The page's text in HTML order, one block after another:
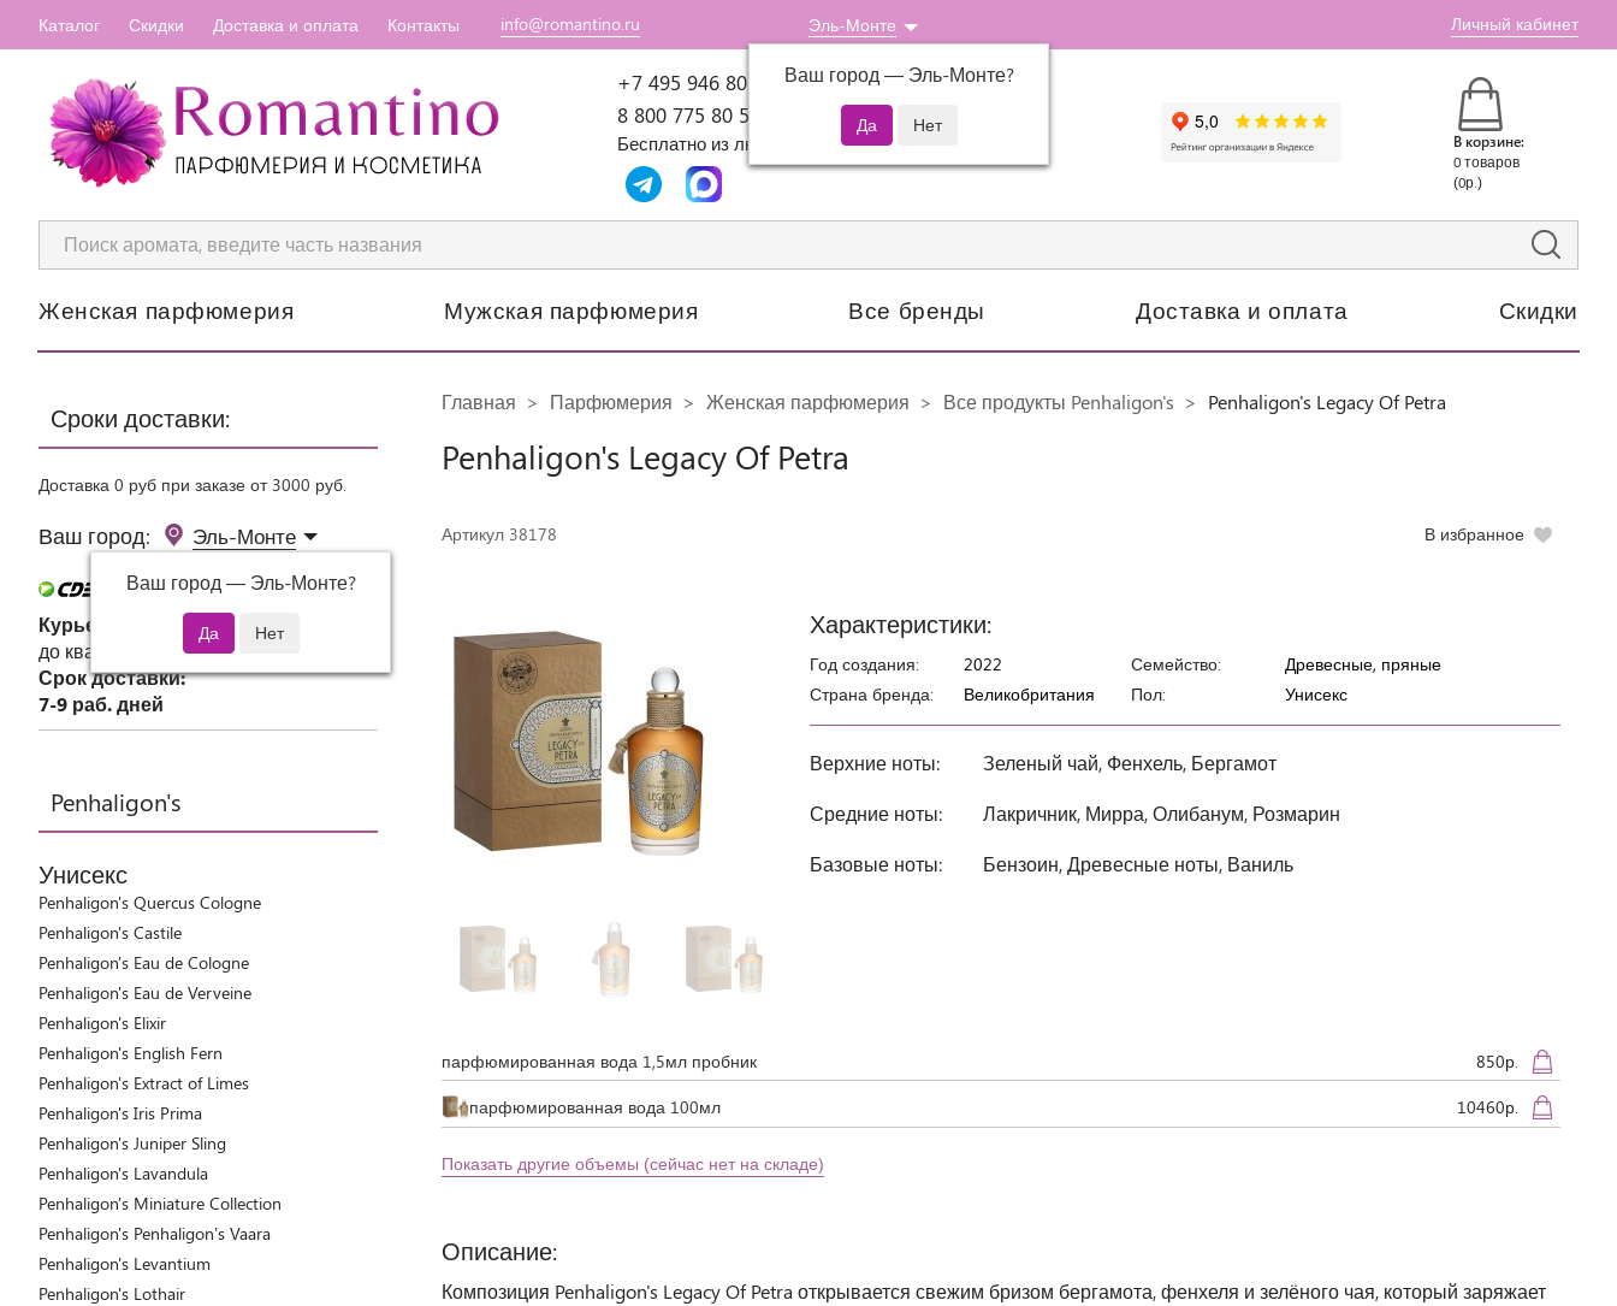
Каталог Скидки Доставка и оплата Контакты info@romantino.ru Эль-Монте
Ваш город — Эль-Монте?
Личный кабинет
+7 495 946 80 07 Пн-Пт: 10:00-18:00
8 800 775 80 51
Бесплатно из любого региона России
В корзине:
0 товаров
(0р.)
Женская парфюмерия Мужская парфюмерия Все бренды Доставка и оплата Скидки
Сроки доставки:
Доставка 0 руб при заказе от 3000 руб.
Ваш город: Эль-Монте
Ваш город — Эль-Монте?
Курьер СДЭК
до квартиры или офиса
Срок доставки:
7-9 раб. дней
Penhaligon's
Унисекс
Penhaligon's Quercus Cologne
Penhaligon's Castile
Penhaligon's Eau de Cologne
Penhaligon's Eau de Verveine
Penhaligon's Elixir
Penhaligon's English Fern
Penhaligon's Extract of Limes
Penhaligon's Iris Prima
Penhaligon's Juniper Sling
Penhaligon's Lavandula
Penhaligon's Miniature Collection
Penhaligon's Penhaligon’s Vaara
Penhaligon's Levantium
Penhaligon's Lothair
Главная Парфюмерия Женская парфюмерия Все продукты Penhaligon's Penhaligon's Legacy Of Petra
Penhaligon's Legacy Of Petra
Артикул 38178 В избранное
Характеристики:
Год создания:
2022
Страна бренда:
Великобритания
Семейство:
Древесные, пряные
Пол:
Унисекс
Верхние ноты:
Зеленый чай, Фенхель, Бергамот
Средние ноты:
Лакричник, Мирра, Олибанум, Розмарин
Базовые ноты:
Бензоин, Древесные ноты, Ваниль
парфюмированная вода 1,5мл пробник
850р.
парфюмированная вода 100мл
10460р.
Показать другие объемы (сейчас нет на складе)
Описание:
Композиция Penhaligon's Legacy Of Petra открывается свежим бризом бергамота, фенхеля и зелёного чая, который заряжает